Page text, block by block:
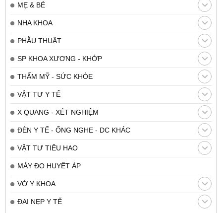
MẸ & BÉ
NHA KHOA
PHẪU THUẬT
SP KHOA XƯƠNG - KHỚP
THẨM MỸ - SỨC KHỎE
VẬT TƯ Y TẾ
X QUANG - XÉT NGHIỆM
ĐÈN Y TẾ - ỐNG NGHE - DC KHÁC
VẬT TƯ TIÊU HAO
MÁY ĐO HUYẾT ÁP
VỚ Y KHOA
ĐAI NẸP Y TẾ